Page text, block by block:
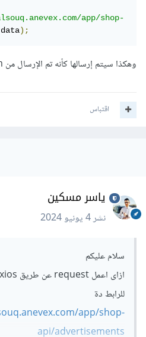
app/shop-
data);
وهكذا سيتم إرسالها كأنه تم الإرسال من form
اقتباس
ياسر مسكين
نشر4 يونيو 2024
سلام عليكم
ازاى اعمل request عن طريق axios
للرابط دة
app/shop-
api/advertisements